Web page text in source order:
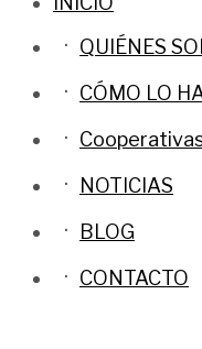
QUIÉNES
CÓMO LO
NOTICIAS
BLOG
CONTACTO